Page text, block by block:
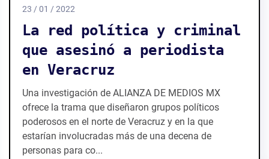
23 / 01 / 2022
La red política y criminal
que asesinó a periodista
en Veracruz
Una investigación de ALIANZA DE MEDIOS MX
ofrece la trama que diseñaron grupos políticos
poderosos en el norte de Veracruz y en la que
estarían involucradas más de una decena de
personas para co...